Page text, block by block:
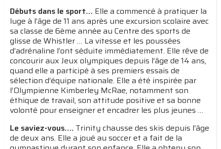
Débuts dans le sport… Elle a commencé à pratiquer la
luge à l’âge de 11 ans après une excursion scolaire avec
sa classe de 6ème année au Centre des sports de
glisse de Whistler … La vitesse et les poussées
d’adrénaline l’ont séduite immédiatement. Elle rêve de
concourir aux Jeux olympiques depuis l’âge de 14 ans,
quand elle a participé à ses premiers essais de
sélection d’équipe nationale. Elle a été inspirée par
l’Olympienne Kimberley McRae, notamment son
éthique de travail, son attitude positive et sa bonne
volonté pour enseigner et encadrer les plus jeunes …
Le saviez-vous…. Trinity chausse des skis depuis l’âge
de deux ans. Elle a joué au soccer et a fait de la